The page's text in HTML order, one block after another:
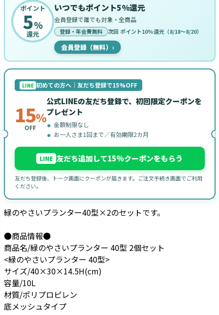
ポイント
5%
還元
いつでもポイント5%還元
会員登録で誰でも対象・全商品
登録・年会費無料 次回 ポイント10%還元（8/18〜8/20）
会員登録（無料） ›
LINE 初めての方へ｜友だち登録で15%OFF
15%
OFF
公式LINEの友だち登録で、初回限定クーポンを
プレゼント
金額制限なし
お一人さま1回まで／有効期限2カ月
LINE 友だち追加して15%クーポンをもらう
友だち登録後、トーク画面にクーポンが届きます。ご注文手続き画面でご利用
ください。
緑のやさいプランター40型×2のセットです。
●商品情報●
商品名/緑のやさいプランター 40型 2個セット
<緑のやさいプランター 40型>
サイズ/40×30×14.5H(cm)
容量/10L
材質/ポリプロピレン
底メッシュタイプ